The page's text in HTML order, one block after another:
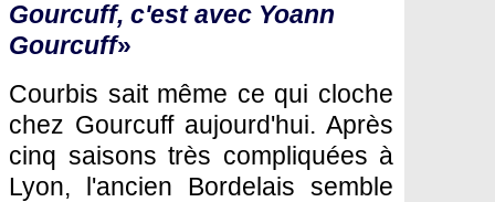
Gourcuff, c'est avec Yoann
Gourcuff»
Courbis sait même ce qui cloche
chez Gourcuff aujourd'hui. Après
cinq saisons très compliquées à
Lyon, l'ancien Bordelais semble